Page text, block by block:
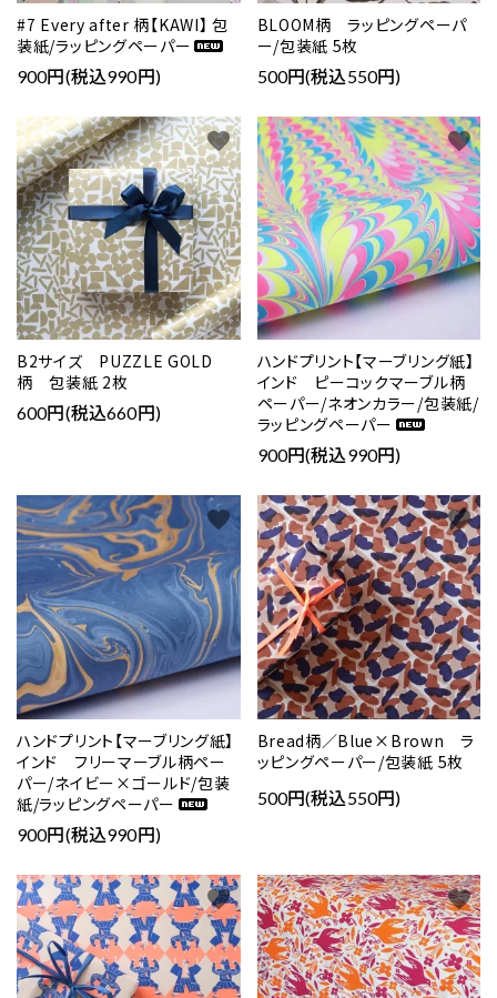
#7 Every after 柄【KAWI】 包
装紙/ラッピングペーパー
900円(税込990円)
BLOOM柄 ラッピングペーパ
ー/包装紙 5枚
500円(税込550円)
B2サイズ PUZZLE GOLD
柄 包装紙 2枚
600円(税込660円)
favorite
ハンドプリント【マーブリング紙】
インド ピーコックマーブル柄
ペーパー/ネオンカラー/包装紙/
ラッピングペーパー
900円(税込990円)
favorite
ハンドプリント【マーブリング紙】
インド フリーマーブル柄ペー
パー/ネイビー×ゴールド/包装
紙/ラッピングペーパー
900円(税込990円)
favorite
Bread柄／Blue×Brown ラ
ッピングペーパー/包装紙 5枚
500円(税込550円)
favorite
favorite favorite